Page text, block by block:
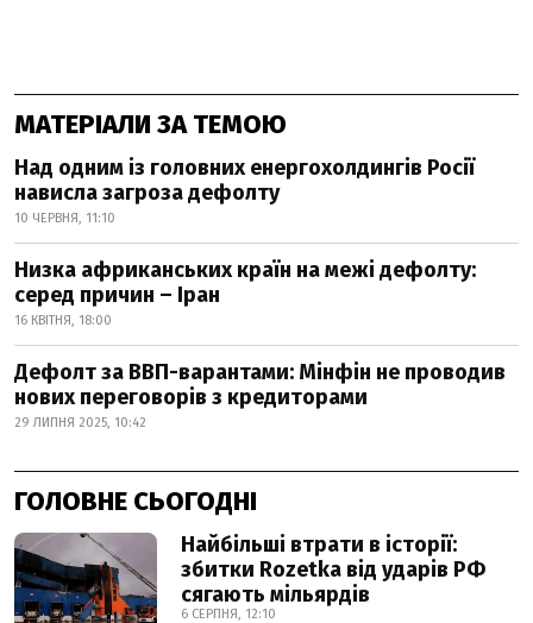
МАТЕРІАЛИ ЗА ТЕМОЮ
Над одним із головних енергохолдингів Росії
нависла загроза дефолту
10 ЧЕРВНЯ, 11:10
Низка африканських країн на межі дефолту:
серед причин – Іран
16 КВІТНЯ, 18:00
Дефолт за ВВП-варантами: Мінфін не проводив
нових переговорів з кредиторами
29 ЛИПНЯ 2025, 10:42
ГОЛОВНЕ СЬОГОДНІ
Найбільші втрати в історії:
збитки Rozetka від ударів РФ
сягають мільярдів
6 СЕРПНЯ, 12:10